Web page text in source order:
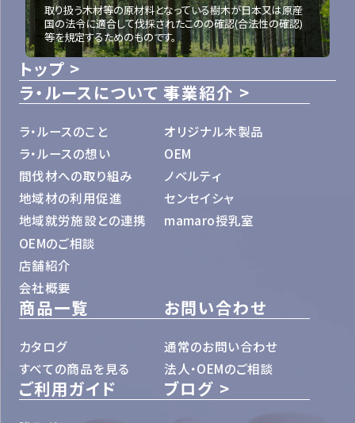
トップ
ラ・ルースについて
ラ・ルースのこと
ラ・ルースの想い
間伐材への取り組み
地域材の利用促進
地域就労施設との連携
OEMのご相談
店舗紹介
会社概要
事業紹介
オリジナル木製品
OEM
ノベルティ
センセイシャ
mamaro授乳室
商品一覧
カタログ
すべての商品を見る
お問い合わせ
通常のお問い合わせ
法人・OEMのご相談
ご利用ガイド
ブログ
取り扱う木材等の原材料となっている樹木が日本又は原産
国の法令に適合して伐採されたこのの確認(合法性の確認)
等を規定するためのものです。